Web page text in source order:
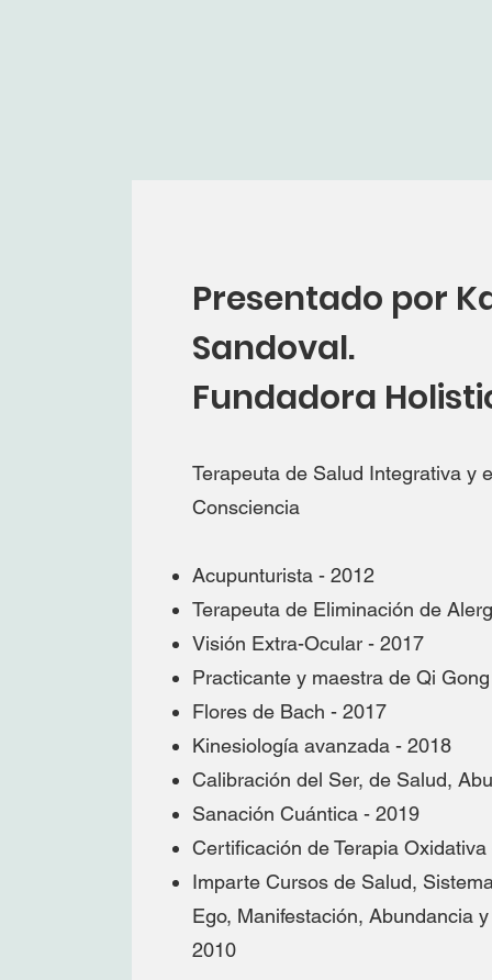
Presentado por
Sandoval.
Fundadora
Terapeuta de Salud Integrativa y
Consciencia
Acupunturista - 2012
Terapeuta de Eliminación de
Visión Extra-Ocular - 2017
Practicante y maestra de Qi
Flores de Bach - 2017
Kinesiología avanzada - 2018
Calibración del Ser, de Salud,
Sanación Cuántica - 2019
Certificación de Terapia Oxidativa
Imparte Cursos de Salud,
Ego, Manifestación, Abundancia
2010